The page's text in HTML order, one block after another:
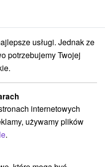
kraj Trenčianske Teplice
Teplice
Slovacji(8)
usługi. Jednak ze
potrzebujemy Twojej
internetowych
używamy plików
.